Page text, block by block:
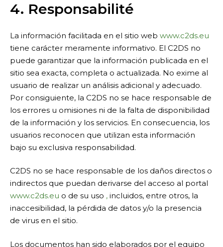
4. Responsabilité
La información facilitada en el sitio web www.c2ds.eu
tiene carácter meramente informativo. El C2DS no
puede garantizar que la información publicada en el
sitio sea exacta, completa o actualizada. No exime al
usuario de realizar un análisis adicional y adecuado.
Por consiguiente, la C2DS no se hace responsable de
los errores u omisiones ni de la falta de disponibilidad
de la información y los servicios. En consecuencia, los
usuarios reconocen que utilizan esta información
bajo su exclusiva responsabilidad.
C2DS no se hace responsable de los daños directos o
indirectos que puedan derivarse del acceso al portal
www.c2ds.eu o de su uso , incluidos, entre otros, la
inaccesibilidad, la pérdida de datos y/o la presencia
de virus en el sitio.
Los documentos han sido elaborados por el equipo